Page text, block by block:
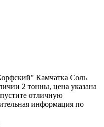
Камчатка Соль
2 тонны, цена указана
отличную
информация по